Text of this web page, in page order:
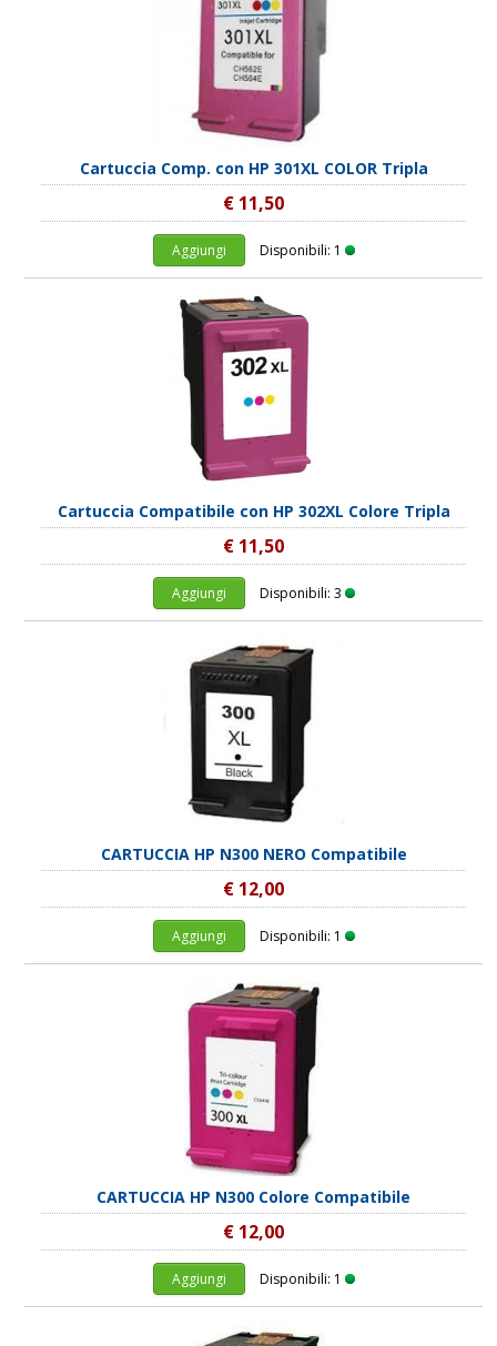
Cartuccia Comp. con HP 301XL COLOR Tripla
€ 11,50
Aggiungi Disponibili: 1
Cartuccia Compatibile con HP 302XL Colore Tripla
€ 11,50
Aggiungi Disponibili: 3
CARTUCCIA HP N300 NERO Compatibile
€ 12,00
Aggiungi Disponibili: 1
CARTUCCIA HP N300 Colore Compatibile
€ 12,00
Aggiungi Disponibili: 1